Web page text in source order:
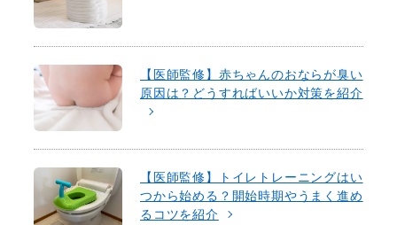
【医師監修】赤ちゃんのおならが臭い
原因は？どうすればいいか対策を紹介
【医師監修】トイレトレーニングはい
つから始める？開始時期やうまく進め
るコツを紹介